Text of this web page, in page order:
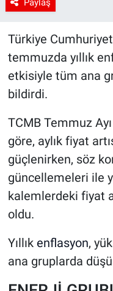
Paylaş
Türkiye
temmuzda yıllık
etkisiyle tüm ana
bildirdi.
TCMB Temmuz
göre, aylık fiyat
güçlenirken, söz
güncellemeleri ile
kalemlerdeki fiyat
oldu.
Yıllık enflasyon,
ana gruplarda